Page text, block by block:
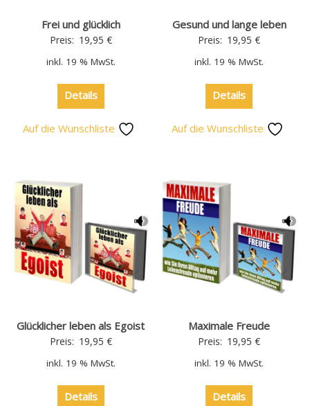
Frei und glücklich
Preis: 19,95 €
inkl. 19 % MwSt.
Details
Auf die Wunschliste
Gesund und lange leben
Preis: 19,95€
inkl. 19 % MwSt.
Details
Auf die Wunschliste
Glücklicher leben als Egoist
Preis: 19,95 €
inkl. 19 % MwSt.
Details
Maximale Freude
Preis: 19,95€
inkl. 19 % MwSt.
Details